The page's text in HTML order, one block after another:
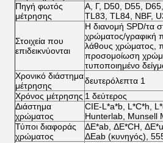
Πηγή φωτός
μέτρησης
Α, Γ, D50, D55,
TL83, TL84, NBF,
Στοιχεία που
επιδεικνύονται
Η διανομή SPD/τα
χρώματος/γραφική
λάθους χρώματος,
προσομοίωση
τυποποιημένο
Χρονικό διάστημα
μέτρησης
δευτερόλεπτα 1
Χρόνος μέτρησης 1 δεύτερος
Διάστημα
χρώματος
CIE-L*a*b, L*C*h,
Hunterlab, Munsell
Τύποι διαφοράς
χρώματος
ΔE*ab, ΔE*CH,
ΔEab (κυνηγός),